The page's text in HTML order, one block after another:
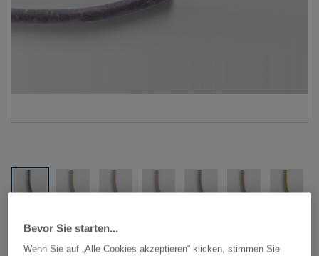
Bevor Sie starten...
Wenn Sie auf „Alle Cookies akzeptieren“ klicken, stimmen Sie